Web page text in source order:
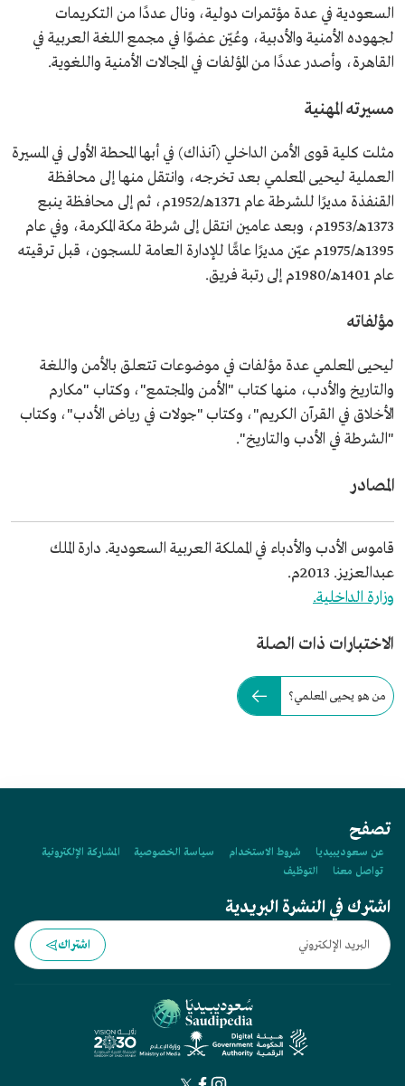
السعودية في عدة مؤتمرات دولية، ونال عددًا من التكريمات
لجهوده الأمنية والأدبية، وعُيّن عضوًا في مجمع اللغة العربية في
القاهرة، وأصدر عددًا من المؤلفات في المجالات الأمنية واللغوية.
مسيرته المهنية
مثلت كلية قوى الأمن الداخلي (آنذاك) في أبها المحطة الأولى في المسيرة
العملية ليحيى المعلمي بعد تخرجه، وانتقل منها إلى محافظة
القنفذة مديرًا للشرطة عام 1371هـ/1952م، ثم إلى محافظة ينبع
1373هـ/1953م، وبعد عامين انتقل إلى شرطة مكة المكرمة، وفي عام
1395هـ/1975م عيّن مديرًا عامًّا للإدارة العامة للسجون، قبل ترقيته
عام 1401هـ/1980م إلى رتبة فريق.
مؤلفاته
ليحيى المعلمي عدة مؤلفات في موضوعات تتعلق بالأمن واللغة
والتاريخ والأدب، منها كتاب "الأمن والمجتمع"، وكتاب "مكارم
الأخلاق في القرآن الكريم"، وكتاب "جولات في رياض الأدب"، وكتاب
"الشرطة في الأدب والتاريخ".
المصادر
قاموس الأدب والأدباء في المملكة العربية السعودية. دارة الملك
عبدالعزيز. 2013م.
وزارة الداخلية.
الاختبارات ذات الصلة
من هو يحيى المعلمي؟
تصفح
عن سعوديبيديا شروط الاستخدام سياسة الخصوصية
المشاركة الإلكترونية
تواصل معنا
التوظيف
اشترك في النشرة البريدية
اشتراك